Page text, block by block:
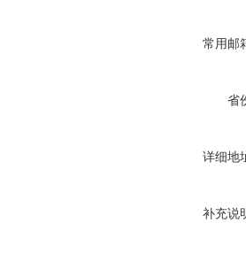
常用邮
省
详细地
补充说